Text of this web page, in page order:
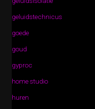
geluidstechnicus
goede
goud
gyproc
home studio
huren